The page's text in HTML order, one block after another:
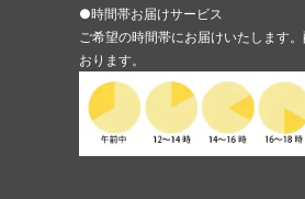
●時間帯お届けサービス
ご希望の時間帯にお届けいたします
おります。